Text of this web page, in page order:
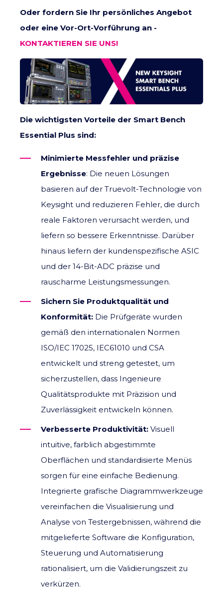
Oder fordern Sie Ihr persönliches Angebot
oder eine Vor-Ort-Vorführung an -
KONTAKTIEREN SIE UNS!
Die wichtigsten Vorteile der Smart Bench
Essential Plus sind:
Minimierte Messfehler und präzise
Ergebnisse: Die neuen Lösungen
basieren auf der Truevolt-Technologie von
Keysight und reduzieren Fehler, die durch
reale Faktoren verursacht werden, und
liefern so bessere Erkenntnisse. Darüber
hinaus liefern der kundenspezifische ASIC
und der 14-Bit-ADC präzise und
rauscharme Leistungsmessungen.
Sichern Sie Produktqualität und
Konformität: Die Prüfgeräte wurden
gemäß den internationalen Normen
ISO/IEC 17025, IEC61010 und CSA
entwickelt und streng getestet, um
sicherzustellen, dass Ingenieure
Qualitätsprodukte mit Präzision und
Zuverlässigkeit entwickeln können.
Verbesserte Produktivität: Visuell
intuitive, farblich abgestimmte
Oberflächen und standardisierte Menüs
sorgen für eine einfache Bedienung.
Integrierte grafische Diagrammwerkzeuge
vereinfachen die Visualisierung und
Analyse von Testergebnissen, während die
mitgelieferte Software die Konfiguration,
Steuerung und Automatisierung
rationalisiert, um die Validierungszeit zu
verkürzen.